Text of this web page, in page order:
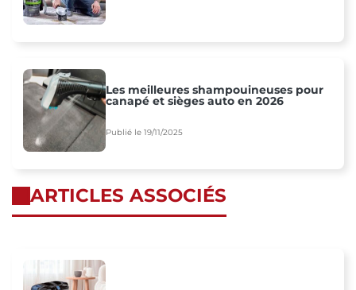
Les meilleures shampouineuses pour
canapé et sièges auto en 2026
Publié le 19/11/2025
ARTICLES ASSOCIÉS